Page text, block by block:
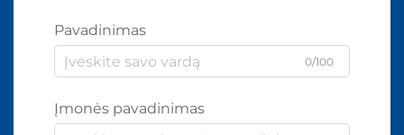
Pavadinimas
0/100
Įmonės pavadinimas